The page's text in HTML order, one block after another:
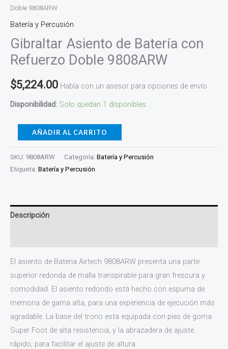
Doble 9808ARW
Batería y Percusión
Gibraltar Asiento de Batería con
Refuerzo Doble 9808ARW
$5,224.00 Habla con un asesor para opciones de envío
Disponibilidad: Solo quedan 1 disponibles
AÑADIR AL CARRITO
SKU: 9808ARW Categoría: Batería y Percusión
Etiqueta: Batería y Percusión
Descripción
El asiento de Bateria Airtech 9808ARW presenta una parte
superior redonda de malla transpirable para gran frescura y
comodidad. El asiento redondo está hecho con espuma de
memoria de gama alta, para una experiencia de ejecución más
agradable. La base del trono esta equipada con pies de goma
Super Foot de alta resistencia, y la abrazadera de ajuste
rápido, para facilitar el ajuste de altura.